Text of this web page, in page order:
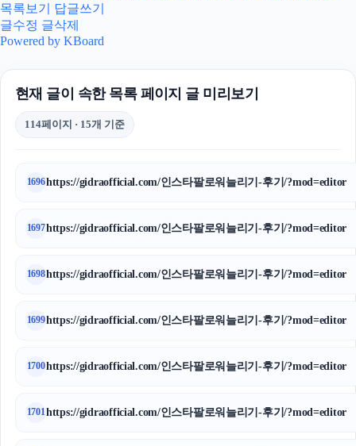
목록보기
답글쓰기
글수정 글삭제
Powered by KBoard
현재 글이 속한 목록 페이지 글 미리보기
114페이지 · 15개 기준
1696https://gidraofficial.com/인스타팔로워늘리기-후기/?mod=editor
1697https://gidraofficial.com/인스타팔로워늘리기-후기/?mod=editor
1698https://gidraofficial.com/인스타팔로워늘리기-후기/?mod=editor
1699https://gidraofficial.com/인스타팔로워늘리기-후기/?mod=editor
1700https://gidraofficial.com/인스타팔로워늘리기-후기/?mod=editor
1701https://gidraofficial.com/인스타팔로워늘리기-후기/?mod=editor